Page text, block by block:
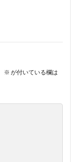
※ が付いている欄は